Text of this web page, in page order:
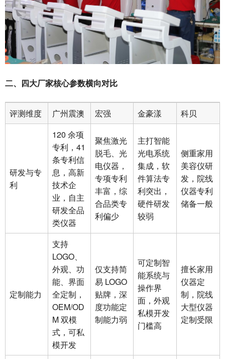
二、四大厂家核心参数横向对比
评测维度 广州震澳 宏强 金豪漾 科贝
研发与专
利
120 余项
专利，41
条专利信
息，高新
技术企
业，自主
研发全品
类仪器
聚焦激光
脱毛、光
电仪器，
专项专利
丰富，综
合品类专
利偏少
主打智能
光电系统
集成，软
件算法专
利突出，
硬件研发
较弱
侧重家用
美容仪研
发，院线
仪器专利
储备一般
定制能力
支持
LOGO、
外观、功
能、界面
全定制，
OEM/OD
M 双模
式，可私
模开发
仅支持简
易 LOGO
贴牌，深
度功能定
制能力弱
可定制智
能系统与
操作界
面，外观
私模开发
门槛高
擅长家用
仪器定
制，院线
大型仪器
定制受限